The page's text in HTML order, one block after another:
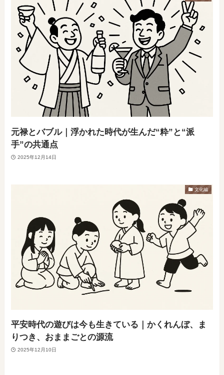
元禄とバブル｜浮かれた時代が生んだ“粋”と“派
手”の共通点
2025年12月14日
文化編
平安時代の遊びは今も生きている｜かくれんぼ、ま
りつき、おままごとの源流
2025年12月10日